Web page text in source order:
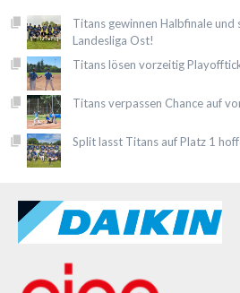
Titans gewinnen Halbfinale und
Landesliga Ost!
Titans lösen vorzeitig
Titans verpassen Chance auf
Split lasst Titans auf Platz 1